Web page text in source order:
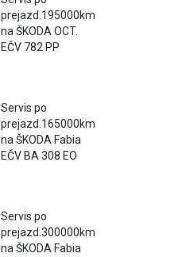
prejazd.195000km
na ŠKODA OCT.
EČV 782 PP
Servis po
prejazd.165000km
na ŠKODA Fabia
EČV BA 308 EO
Servis po
prejazd.300000km
na ŠKODA Fabia